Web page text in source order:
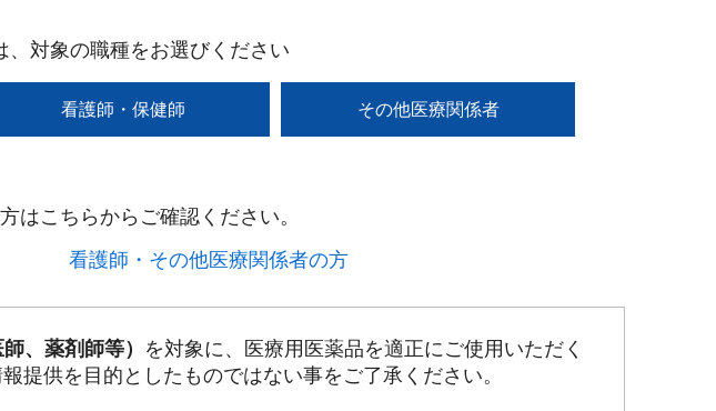
対象の職種をお選びください
看護師・保健師 その他医療関係者
はこちらからご確認ください。​
看護師・その他医療関係者の方​
、薬剤師等）
を対象に、医療用医薬品を適正にご使用いただく
提供を目的としたものではない事をご了承ください。